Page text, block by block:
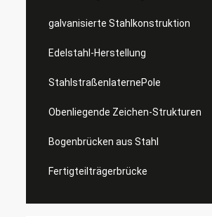
galvanisierte Stahlkonstruktion
Edelstahl-Herstellung
StahlstraßenlaternePole
Obenliegende Zeichen-Strukturen
Bogenbrücken aus Stahl
Fertigteilträgerbrücke